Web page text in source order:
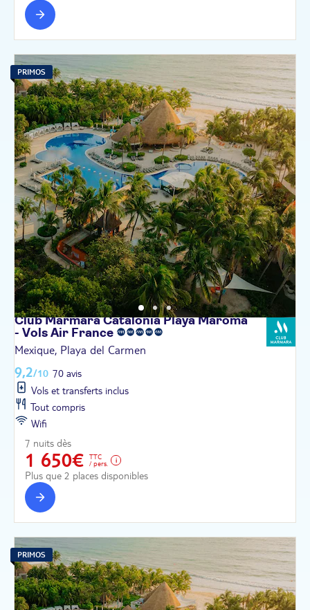
PRIMOS
Club Marmara Catalonia Playa Maroma
- Vols Air France
Mexique, Playa del Carmen
9,2/10 70 avis
Vols et transferts inclus
Tout compris
Wifi
7 nuits dès
1 650€
TTC
/ pers.
Plus que 2 places disponibles
PRIMOS